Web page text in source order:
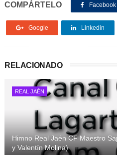
COMPÁRTELO Facebook
Google Linkedin
RELACIONADO
REAL JAÉN
Himno Real Jaén CF Maestro
y Valentín Molina)